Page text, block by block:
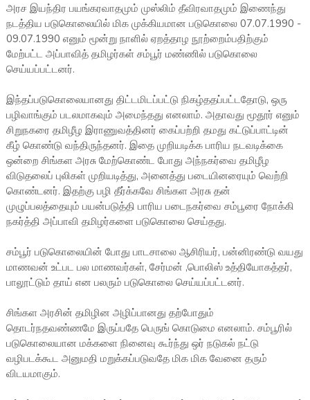
அரச இயந்திர பயங்கரவாதமும் முஸ்லிம் தீவிரவாதமும் இணைந்து
நடத்திய படுகொலையில் மிக முக்கியமான படுகொலை 07.07.1990 -
09.07.1990 எனும் மூன்று நாளில் ஏறத்தாழ நூற்றைம்பதிற்கும்
மேற்பட்ட அப்பாவித் தமிழர்கள் சம்பூர் மண்ணில் படுகொலை
செய்யப்பட்டனர்.
இந்தப்படுகொலையானது திட்டமிடப்பட்டு நிகழ்ததப்பட்டதோடு, ஒரு
பழிவாங்கும் படலமாகவும் அமைந்தது எனலாம். அதாவது மூதூர் எனும்
சிறுநகரை தமிழீழ இராணுவத்தினர் கைப்பற்றி தமது கட்டுப்பாட்டின்
கீழ் கொண்டு வந்திருந்தனர். இதை முறியடிக்க பாரிய நடவடிக்கை
ஒன்றை சிங்கள அரசு மேற்கொண்ட போது அந்நகர்வை தமிழீழ
விடுதலைப் புலிகள் முறியடித்து, அனைத்து படையினரையும் வெற்றி
கொண்டனர். இதற்கு பழி தீர்க்கவே சிங்கள அரசு தன்
முழுப்பலத்தையும் பயன்படுத்தி பாரிய படைநகர்வை சம்பூரை நோக்கி
நகர்த்தி அப்பாவி தமிழர்களை படுகொலை செய்தது.
சம்பூர் படுகொலையின் போது பாடசாலை ஆசிரியர், பன்னிரண்டு வயது
மாணவன் உட்பட பல மாணவர்கள், சேர்மன் ,பொலிஸ் உத்தியோகத்தர்,
பாலூட்டும் தாய் என பலரும் படுகொலை செய்யப்பட்டனர்.
சிங்கள அரசின் தமிழின அழிப்பானது தற்போதும்
தொடர்நதவண்ணமே இருப்பதே பெருங் கொடுமை எனலாம். சம்பூரில்
படுகொலையான மக்களை நினைவு கூர்ந்து ஒர் நடுகல் நட்டு
வழிபடக்கூட அனுமதி மறுக்கப்படுவதே மிக மிக வேனை தரும்
விடயமாகும்.